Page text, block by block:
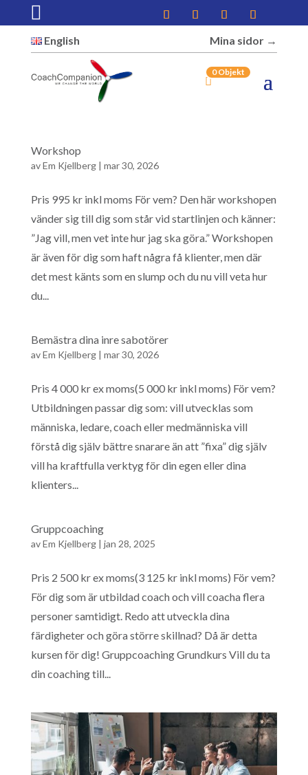

English Mina sidor →︎
0 Objekt
Workshop
avEm Kjellberg| mar 30, 2026
Pris 995 kr inkl moms För vem? Den här workshopen
vänder sig till dig som står vid startlinjen och känner:
”Jag vill, men vet inte hur jag ska göra.” Workshopen
är även för dig som haft några få klienter, men där
det mest känts som en slump och du nu vill veta hur
du...
Bemästra dina inre sabotörer
avEm Kjellberg| mar 30, 2026
Pris 4 000 kr ex moms(5 000 kr inkl moms) För vem?
Utbildningen passar dig som: vill utvecklas som
människa, ledare, coach eller medmänniska vill
förstå dig själv bättre snarare än att ”fixa” dig själv
vill ha kraftfulla verktyg för din egen eller dina
klienters...
Gruppcoaching
avEm Kjellberg| jan 28, 2025
Pris 2 500 kr ex moms(3 125 kr inkl moms) För vem?
För dig som är utbildad coach och vill coacha flera
personer samtidigt. Redo att utveckla dina
färdigheter och göra större skillnad? Då är detta
kursen för dig! Gruppcoaching Grundkurs Vill du ta
din coaching till...